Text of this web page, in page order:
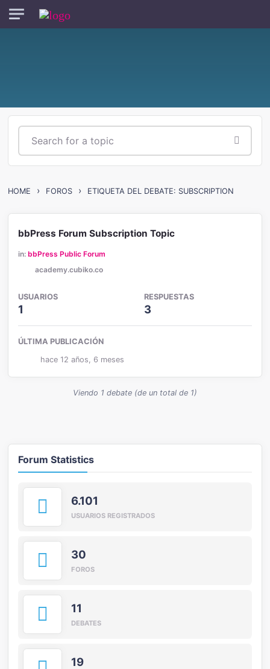
Skip to main content
HOME › FOROS › ETIQUETA DEL DEBATE: SUBSCRIPTION
Viendo 1 debate (de un total de 1)
bbPress Forum Subscription Topic
in:bbPress Public Forum
academy.cubiko.co
USUARIOS
1
RESPUESTAS
3
ÚLTIMA PUBLICACIÓN
hace 12 años, 6 meses
Forum Statistics
6.101
USUARIOS REGISTRADOS
30
FOROS
11
DEBATES
19